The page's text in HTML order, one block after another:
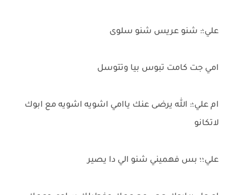
علي؛: شنو عريس شنو سلوى
امي جت كامت تبوس بيا وتتوسل
ام علي؛: الله يرضى عنك ياامي اشويه اشويه مع ابوك
لاتكانو
علي؛؛ بس فهميني شنو الي دا يصير